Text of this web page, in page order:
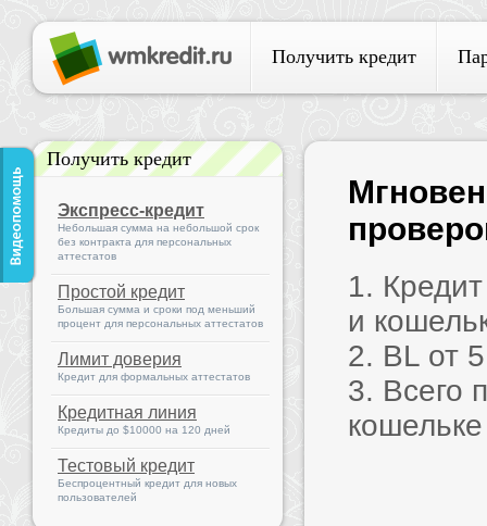
Получить кредит
Получить кредит
Экспресс-кредит
Небольшая сумма на небольшой срок
без контракта для персональных
аттестатов
Простой кредит
Большая сумма и сроки под меньший
процент для персональных аттестатов
Лимит доверия
Кредит для формальных аттестатов
Кредитная линия
Кредиты до $10000 на 120 дней
Тестовый кредит
Беспроцентный кредит для новых
пользователей
1.
и
2. BL от
3. Всего
кошельке